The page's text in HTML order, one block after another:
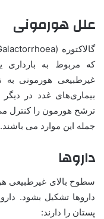
علل هورمونی
که مربوط به
غیرطبیعی هورمونی به
بیماری‌های غدد در
ترشح هورمون را کنترل
جمله این موارد می باشند.
داروها
سطوح بالای غیرطبیعی
داروها تشکیل بشود.
پستان را دارند: